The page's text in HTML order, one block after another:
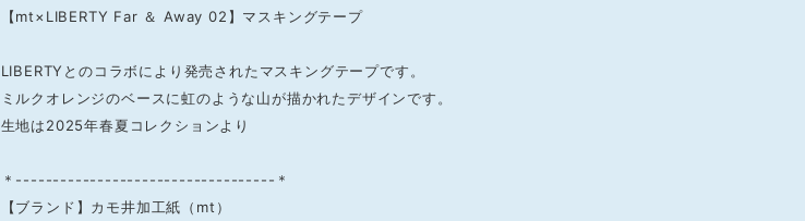
【mt×LIBERTY Far ＆ Away 02】マスキングテープ
LIBERTYとのコラボにより発売されたマスキングテープです。
ミルクオレンジのベースに虹のような山が描かれたデザインです。
生地は2025年春夏コレクションより
＊-----------------------------------＊
【ブランド】カモ井加工紙（mt）